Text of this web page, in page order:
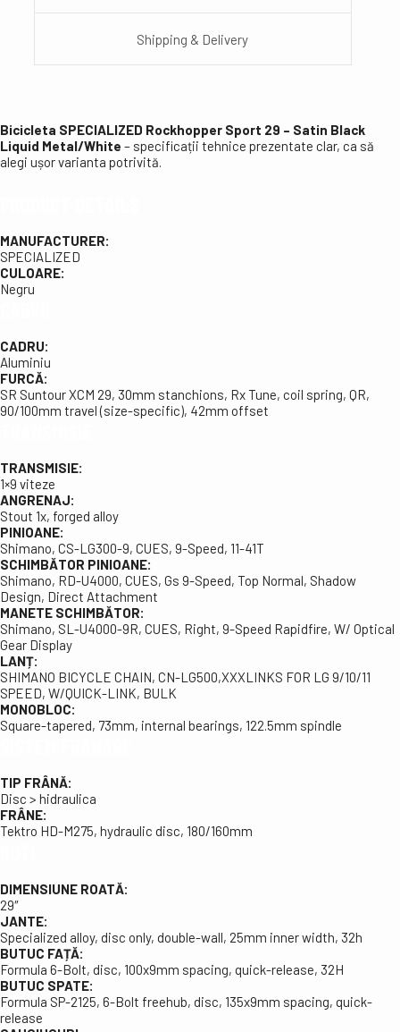
Shipping & Delivery
Bicicleta SPECIALIZED Rockhopper Sport 29 – Satin Black
Liquid Metal/White – specificații tehnice prezentate clar, ca să
alegi ușor varianta potrivită.
MANUFACTURER:
SPECIALIZED
CULOARE:
Negru
CADRU:
Aluminiu
FURCĂ:
SR Suntour XCM 29, 30mm stanchions, Rx Tune, coil spring, QR,
90/100mm travel (size-specific), 42mm offset
TRANSMISIE:
1×9 viteze
ANGRENAJ:
Stout 1x, forged alloy
PINIOANE:
Shimano, CS-LG300-9, CUES, 9-Speed, 11-41T
SCHIMBĂTOR PINIOANE:
Shimano, RD-U4000, CUES, Gs 9-Speed, Top Normal, Shadow
Design, Direct Attachment
MANETE SCHIMBĂTOR:
Shimano, SL-U4000-9R, CUES, Right, 9-Speed Rapidfire, W/ Optical
Gear Display
LANȚ:
SHIMANO BICYCLE CHAIN, CN-LG500,XXXLINKS FOR LG 9/10/11
SPEED, W/QUICK-LINK, BULK
MONOBLOC:
Square-tapered, 73mm, internal bearings, 122.5mm spindle
TIP FRÂNĂ:
Disc > hidraulica
FRÂNE:
Tektro HD-M275, hydraulic disc, 180/160mm
DIMENSIUNE ROATĂ:
29″
JANTE:
Specialized alloy, disc only, double-wall, 25mm inner width, 32h
BUTUC FAȚĂ:
Formula 6-Bolt, disc, 100x9mm spacing, quick-release, 32H
BUTUC SPATE:
Formula SP-2125, 6-Bolt freehub, disc, 135x9mm spacing, quick-
release